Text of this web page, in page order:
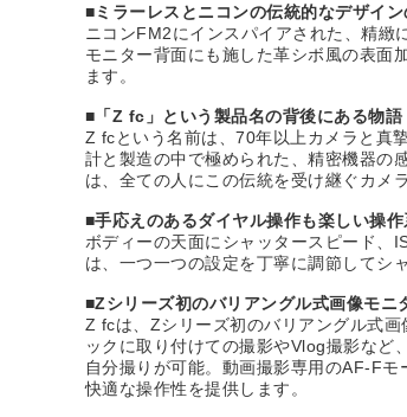
■ミラーレスとニコンの伝統的なデザイン
ニコンFM2にインスパイアされた、精緻
モニター背面にも施した革シボ風の表面
ます。
■「Z fc」という製品名の背後にある物語
Z fcという名前は、70年以上カメラと真
計と製造の中で極められた、精密機器の
は、全ての人にこの伝統を受け継ぐカメ
■手応えのあるダイヤル操作も楽しい操作
ボディーの天面にシャッタースピード、
は、一つ一つの設定を丁寧に調節してシ
■Zシリーズ初のバリアングル式画像モニ
Z fcは、Zシリーズ初のバリアングル式
ックに取り付けての撮影やVlog撮影など
自分撮りが可能。動画撮影専用のAF-F
快適な操作性を提供します。